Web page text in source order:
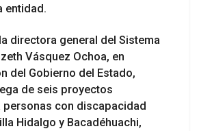
entidad.
directora general del Sistema
Vásquez Ochoa, en
del Gobierno del Estado,
de seis proyectos
personas con discapacidad
Hidalgo y Bacadéhuachi,